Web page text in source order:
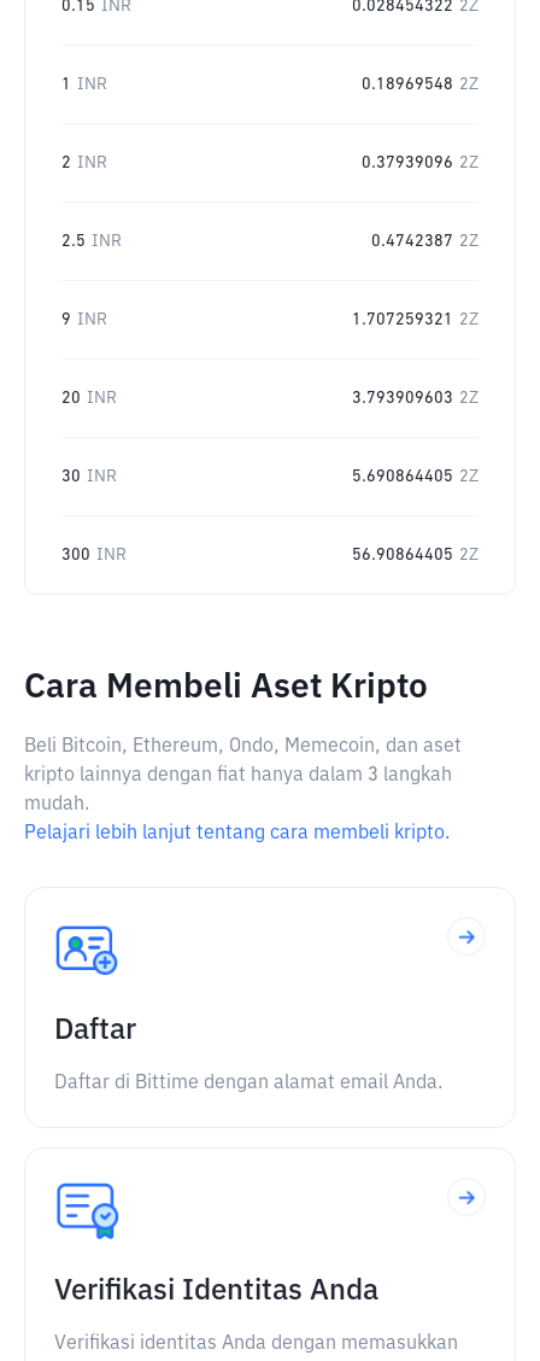
0.15 INR 0.028454322 2Z
1 INR 0.18969548 2Z
2 INR 0.37939096 2Z
2.5 INR 0.4742387 2Z
9 INR 1.707259321 2Z
20 INR 3.793909603 2Z
30 INR 5.690864405 2Z
300 INR 56.90864405 2Z
Cara Membeli Aset Kripto
Beli Bitcoin, Ethereum, Ondo, Memecoin, dan aset
kripto lainnya dengan fiat hanya dalam 3 langkah
mudah.
Pelajari lebih lanjut tentang cara membeli kripto.
Daftar
Daftar di Bittime dengan alamat email Anda.
Verifikasi Identitas Anda
Verifikasi identitas Anda dengan memasukkan